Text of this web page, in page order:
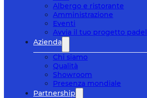
Albergo e ristorante
Amministrazione
Eventi
Avvia il tuo progetto padel
Azienda
Chi siamo
Qualità
Showroom
Presenza mondiale
Partnership